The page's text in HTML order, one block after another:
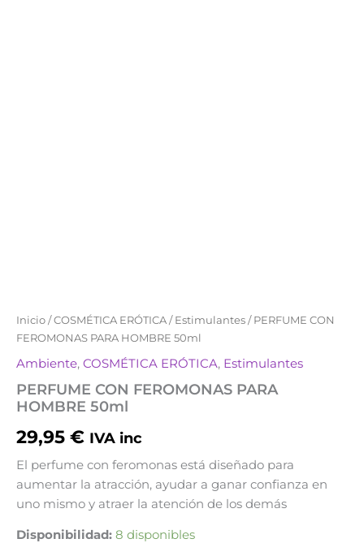
Inicio/COSMÉTICA ERÓTICA/Estimulantes/ PERFUME CON
FEROMONAS PARA HOMBRE 50ml
Ambiente, COSMÉTICA ERÓTICA, Estimulantes
PERFUME CON FEROMONAS PARA
HOMBRE 50ml
29,95 € IVA inc
El perfume con feromonas está diseñado para
aumentar la atracción, ayudar a ganar confianza en
uno mismo y atraer la atención de los demás
Disponibilidad: 8 disponibles
PERFUME
CON
PARA
HOMBRE
50ml
cantidad